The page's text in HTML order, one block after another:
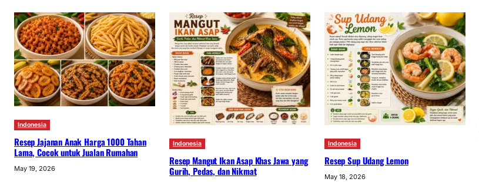
Indonesia
Resep Jajanan Anak Harga 1000 Tahan
Lama, Cocok untuk Jualan Rumahan
May 19, 2026
Indonesia
Resep Mangut Ikan Asap Khas Jawa yang
Gurih, Pedas, dan Nikmat
Indonesia
Resep Sup Udang Lemon
May 18, 2026